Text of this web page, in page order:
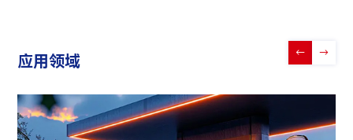
应用领域 ← →